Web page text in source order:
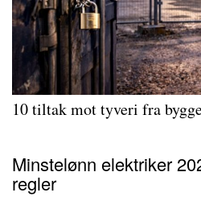
10 tiltak mot tyveri fra
Minstelønn elektriker
regler